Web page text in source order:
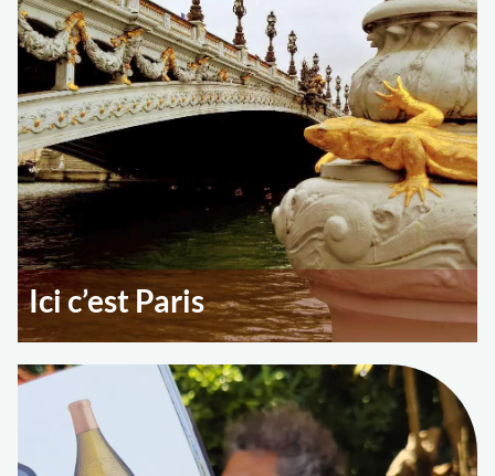
Ici c’est Paris